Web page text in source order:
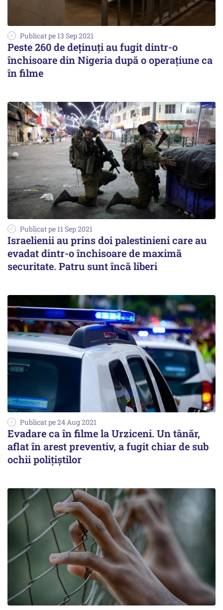
Publicat pe 13 Sep 2021
Peste 260 de deținuți au fugit dintr-o
închisoare din Nigeria după o operaţiune ca
în filme
Publicat pe 11 Sep 2021
Israelienii au prins doi palestinieni care au
evadat dintr-o închisoare de maximă
securitate. Patru sunt încă liberi
Publicat pe 24 Aug 2021
Evadare ca în filme la Urziceni. Un tânăr,
aflat în arest preventiv, a fugit chiar de sub
ochii polițiștilor